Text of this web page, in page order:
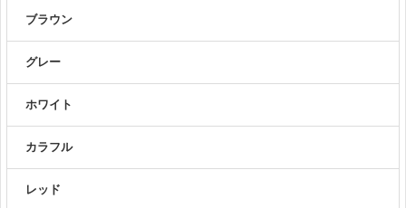
ブラウン
グレー
ホワイト
カラフル
レッド